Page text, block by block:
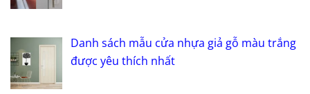
Danh sách mẫu cửa nhựa giả gỗ màu trắng
được yêu thích nhất